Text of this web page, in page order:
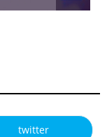
twitter